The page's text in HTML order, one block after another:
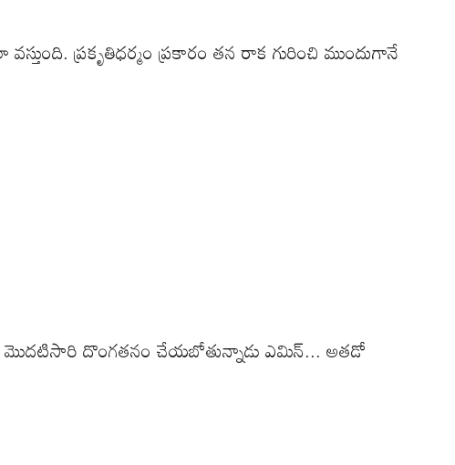
ప్రకృతిధర్మం ప్రకారం తన రాక గురించి ముందుగానే
మొదటిసారి దొంగతనం చేయబోతున్నాడు ఎమిన్... అతడో